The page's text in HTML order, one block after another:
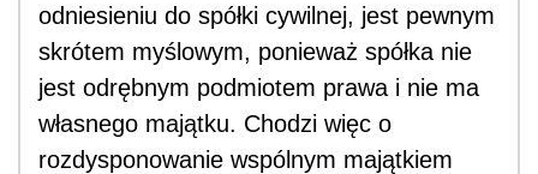
odniesieniu do spółki cywilnej, jest pewnym
skrótem myślowym, ponieważ spółka nie
jest odrębnym podmiotem prawa i nie ma
własnego majątku. Chodzi więc o
rozdysponowanie wspólnym majątkiem